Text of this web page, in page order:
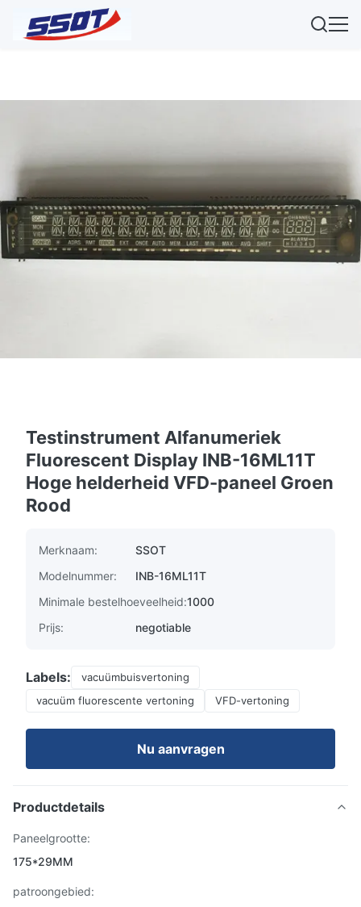
Testinstrument Alfanumeriek
Fluorescent Display INB-16ML11T
Hoge helderheid VFD-paneel Groen
Rood
Merknaam:
SSOT
Modelnummer:
INB-16ML11T
Minimale bestelhoeveelheid:1000
Prijs:
negotiable
Labels:
vacuümbuisvertoning
vacuüm fluorescente vertoning
VFD-vertoning
Nu aanvragen
Productdetails
Paneelgrootte:
175*29MM
patroongebied: